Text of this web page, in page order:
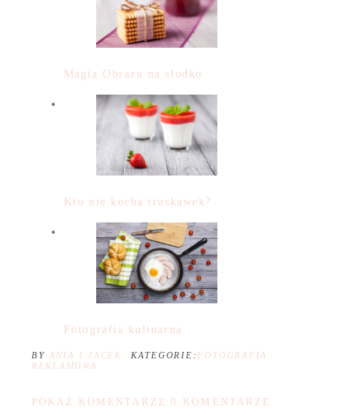
Magia Obrazu na słodko
Kto nie kocha truskawek?
Fotografia kulinarna
BY ANIA I JACEK KATEGORIE: FOTOGRAFIA
REKLAMOWA
POKAŻ KOMENTARZE 0 KOMENTARZE